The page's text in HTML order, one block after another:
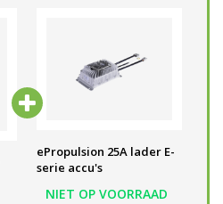
ePropulsion 25A lader E-
serie accu's
NIET OP VOORRAAD